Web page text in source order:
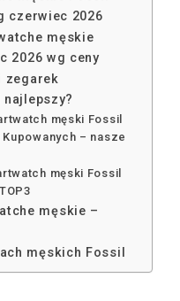
czerwiec 2026
męskie
2026 wg ceny
zegarek
męski Fossil
– nasze
męski Fossil
męskie –
męskich Fossil